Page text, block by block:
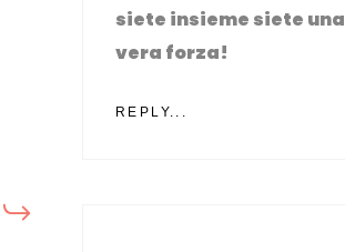
siete insieme siete una
vera forza!
REPLY...